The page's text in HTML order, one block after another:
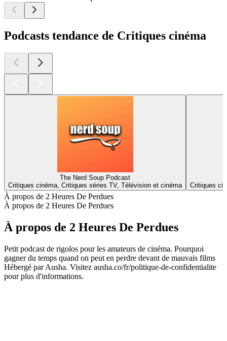
Podcasts tendance de Critiques cinéma
The Nerd Soup Podcast
Critiques cinéma, Critiques séries TV, Télévision et cinéma
Critiques
À propos de 2 Heures De Perdues
À propos de 2 Heures De Perdues
À propos de 2 Heures De Perdues
Petit podcast de rigolos pour les amateurs de cinéma. Pourquoi
gagner du temps quand on peut en perdre devant de mauvais films
Hébergé par Ausha. Visitez ausha.co/fr/politique-de-confidentialite
pour plus d'informations.